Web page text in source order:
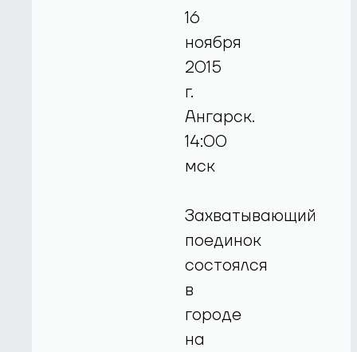
16
ноября
2015
г.
Ангарск.
14:00
мск
Захватывающий
поединок
состоялся
в
городе
на